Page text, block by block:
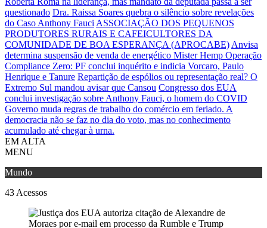
questionado Dra. Raissa Soares quebra o silêncio sobre revelações
do Caso Anthony Fauci ASSOCIAÇÃO DOS PEQUENOS
PRODUTORES RURAIS E CAFEICULTORES DA
COMUNIDADE DE BOA ESPERANÇA (APROCABE) Anvisa
determina suspensão de venda de energético Mister Hemp Operação
Compliance Zero: PF conclui inquérito e indicia Vorcaro, Paulo
Henrique e Tanure Repartição de espólios ou representação real? O
Extremo Sul mandou avisar que Cansou Congresso dos EUA
conclui investigação sobre Anthony Fauci, o homem do COVID
Governo muda regras de trabalho do comércio em feriado. A
democracia não se faz no dia do voto, mas no conhecimento
acumulado até chegar à urna.
EM ALTA
MENU
Mundo
43 Acessos